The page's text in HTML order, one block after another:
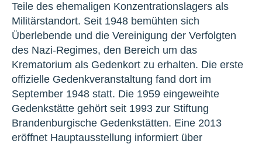
Teile des ehemaligen Konzentrationslagers als
Militärstandort. Seit 1948 bemühten sich
Überlebende und die Vereinigung der Verfolgten
des Nazi-Regimes, den Bereich um das
Krematorium als Gedenkort zu erhalten. Die erste
offizielle Gedenkveranstaltung fand dort im
September 1948 statt. Die 1959 eingeweihte
Gedenkstätte gehört seit 1993 zur Stiftung
Brandenburgische Gedenkstätten. Eine 2013
eröffnet Hauptausstellung informiert über